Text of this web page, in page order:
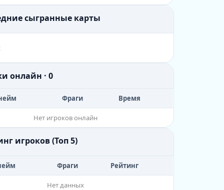
сыгранные карты
онлайн · 0
Фраги Время
Нет игроков онлайн
игроков (Топ 5)
Фраги Рейтинг
Нет данных